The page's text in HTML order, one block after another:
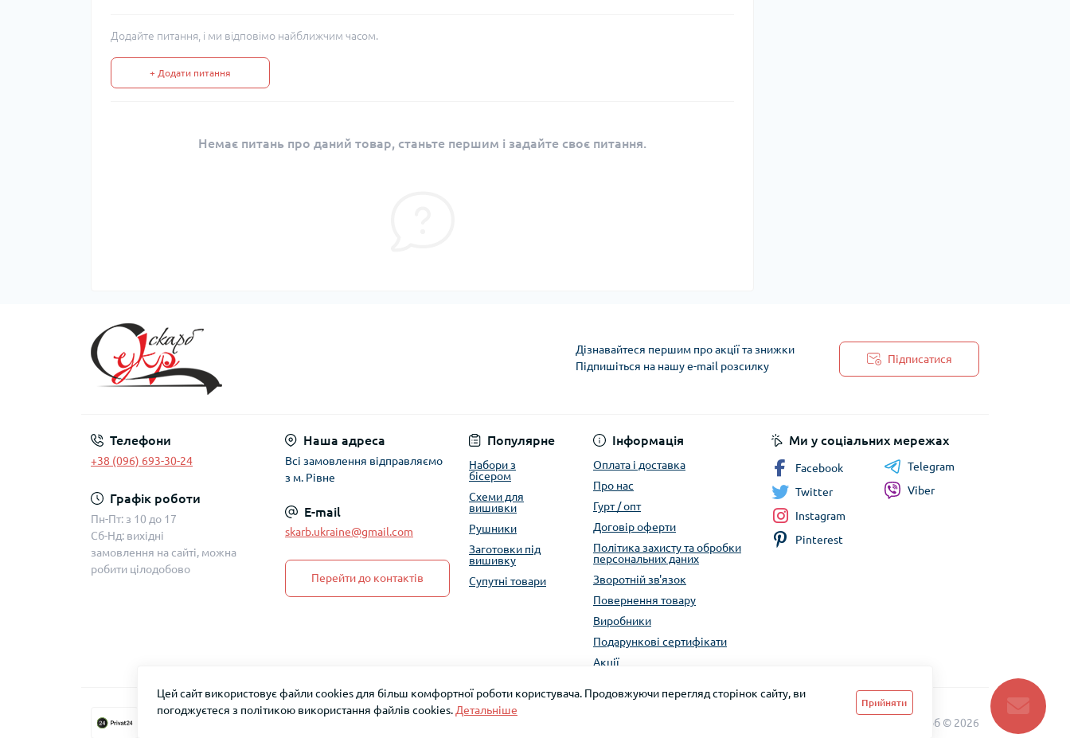
Додайте питання, і ми відповімо найближчим часом.
+ Додати питання
Немає питань про даний товар, станьте першим і задайте своє питання.
Дізнавайтеся першим про акції та знижки
Підпишіться на нашу e-mail розсилку
Підписатися
Телефони
+38 (096) 693-30-24
Графік роботи
Пн-Пт: з 10 до 17
Сб-Нд: вихідні
замовлення на сайті, можна
робити цілодобово
Наша адреса
Всі замовлення відправляємо
з м. Рівне
E-mail
skarb.ukraine@gmail.com
Перейти до контактів
Популярне
Набори з
бісером
Схеми для
вишивки
Рушники
Заготовки під
вишивку
Супутні товари
Інформація
Оплата і доставка
Про нас
Гурт / опт
Договір оферти
Політика захисту та обробки
персональних даних
Зворотній зв'язок
Повернення товару
Виробники
Подарункові сертифікати
Акції
Ми у соціальних мережах
Facebook
Twitter
Instagram
Pinterest
Telegram
Viber
ТМ Скарб © 2026
Цей сайт використовує файли cookies для більш комфортної роботи користувача. Продовжуючи перегляд сторінок сайту, ви
погоджуєтеся з політикою використання файлів cookies. Детальніше
Прийняти